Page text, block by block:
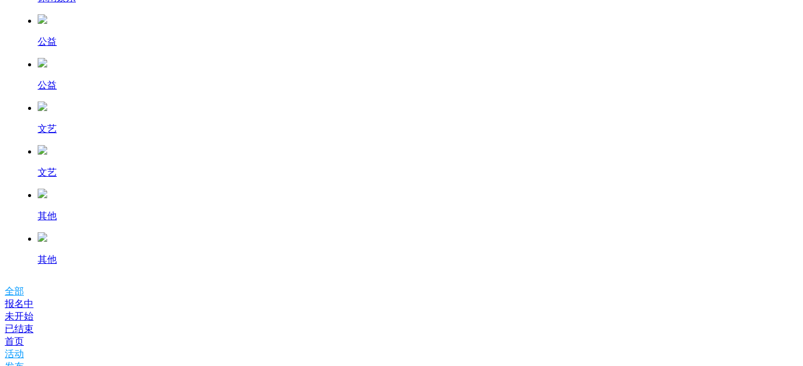
公益
公益
文艺
文艺
其他
其他
全部
报名中
未开始
已结束
首页
活动